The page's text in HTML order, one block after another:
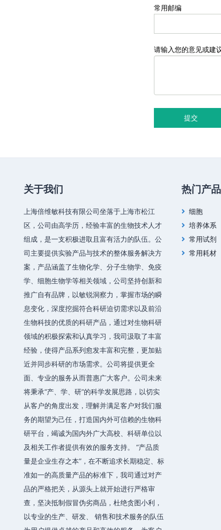
常用邮编
请输入您的意见或建
提交
关于我们
上海倍维敏科技有限公司坐落于上海市松江
区，公司由高学历，经验丰富的生物技术人才
组成，是一支积极进取且富有活力的队伍。公
司主要提供实验产品与技术的整体服务解决方
案，产品涵盖了生物化学、分子生物学、免疫
学、细胞生物学等相关领域，公司坚持创新和
推广自有品牌，以敏锐洞察力，掌握市场的瞬
息变化，深度挖掘符合科研迫切需求以及前沿
生物科技的优质的科研产品，通过对生物科研
领域的积极探索和认真学习，我司汲取了丰富
经验，使得产品系列愈发丰富和完整，更加贴
近并同步科研的市场需求。公司将提供更全
面、专业的服务从而普惠广大客户。公司未来
将秉承“产、学、研”的科学发展思路，以切实
从客户的角度出发，理解并满足客户对我们服
务的期望为己任，打造国内外可信赖的生物科
研平台，竭诚为国内外广大高校、科研单位以
及相关工作者提供有效的服务支持。 “产品质
量是企业生存之本”，在不断追求长期稳定、标
准如一的高质量产品的标准下，我司通过对产
品的严格把关，从源头上就开始进行严格审
查，坚决抵制假冒伪劣商品，杜绝贪图小利，
以专业的生产、研发、 销售和技术服务的队伍
热门产品
细胞
培养体系
常用试剂
常用耗材